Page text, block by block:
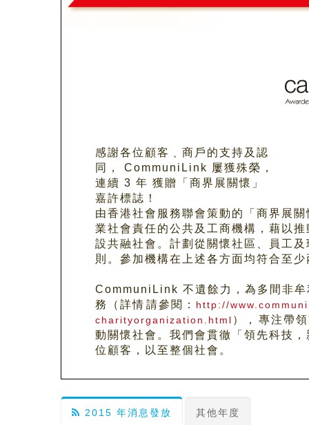
感謝各位顧客﹑商戶的支持及認
同， CommuniLink 屢獲殊榮，
連續 3 年 獲贈「商界展關懷」
嘉許標誌！
由香港社會服務聯會策動的「商界展
業社會責任的公共及工商機構，藉以
設共融社會。計劃從關懷社區、員工
則。參加機構在上述各方面均符合至
CommuniLink 不遺餘力，為多間非
務（詳情請參閱： http://
charityorganization.html ），專注帶
動關懷社會。我們會貫徹「領先科技
位顧客，以至整個社會。
2015 年消息發放 其他年度